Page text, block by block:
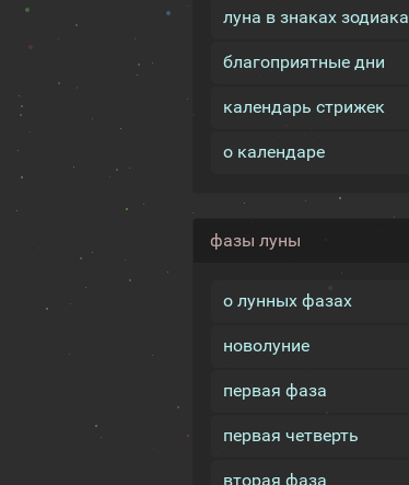
луна в знаках зодиака
благоприятные дни
календарь стрижек
о календаре
фазы луны
о лунных фазах
новолуние
первая фаза
первая четверть
вторая фаза